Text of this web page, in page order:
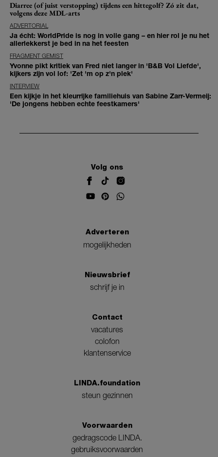
Diarree (of juist verstopping) tijdens een hittegolf? Zó zit dat,
volgens deze MDL-arts
ADVERTORIAL
Ja écht: WorldPride is nog in volle gang – en hier rol je nu het
allerlekkerst je bed in na het feesten
FRAGMENT GEMIST
Yvonne pikt kritiek van Fred niet langer in 'B&B Vol Liefde',
kijkers zijn vol lof: 'Zet 'm op z'n plek'
INTERVIEW
Een kijkje in het kleurrijke familiehuis van Sabine Zarr-Vermeij:
'De jongens hebben echte feestkamers'
Volg ons
Adverteren
mogelijkheden
Nieuwsbrief
schrijf je in
Contact
vacatures
colofon
klantenservice
LINDA.foundation
steun gezinnen
Voorwaarden
gedragscode LINDA.
gebruiksvoorwaarden